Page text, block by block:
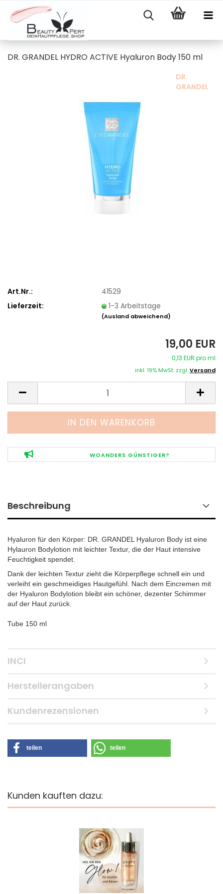
DR. GRANDEL HYDRO ACTIVE Hyaluron Body 150 ml
DR.
GRANDEL
Art.Nr.:
41529
Lieferzeit:
1-3 Arbeitstage
(Ausland abweichend)
19,00 EUR
0,13 EUR pro ml
inkl. 19% MwSt. zzgl.Versand
WOANDERS GÜNSTIGER?
Beschreibung
Hyaluron für den Körper: DR. GRANDEL Hyaluron Body ist eine
Hylauron Bodylotion mit leichter Textur, die der Haut intensive
Feuchtigkeit spendet.
Dank der leichten Textur zieht die Körperpflege schnell ein und
verleiht ein geschmeidiges Hautgefühl. Nach dem Eincremen mit
der Hyaluron Bodylotion bleibt ein schöner, dezenter Schimmer
auf der Haut zurück.
Tube 150 ml
INCI
Herstellerangaben
Kundenrezensionen
teilen teilen
Kunden kauften dazu: